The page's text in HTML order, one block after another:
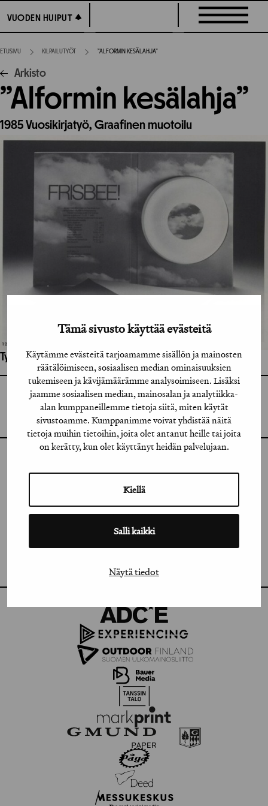
Tämä sivusto käyttää evästeitä
Käytämme evästeitä tarjoamamme sisällön ja mainosten
räätälöimiseen, sosiaalisen median ominaisuuksien
tukemiseen ja kävijämäärämme analysoimiseen. Lisäksi
jaamme sosiaalisen median, mainosalan ja analytiikka-
alan kumppaneillemme tietoja siitä, miten käytät
sivustoamme. Kumppanimme voivat yhdistää näitä
tietoja muihin tietoihin, joita olet antanut heille tai joita
on kerätty, kun olet käyttänyt heidän palvelujaan.
Kiellä
Salli kaikki
Näytä tiedot
suoraan
sisältöön
VUODEN HUIPUT
VUODEN HUIPUT
ETUSIVU KILPAILUTYÖT ”ALFORMIN KESÄLAHJA”
Arkisto
”Alformin kesälahja”
1985Vuosikirjatyö, Graafinen muotoilu
Työhön osallistuneet henkilöt / tahot:
GRAFIA RY
GRAFIA(AT)GRAFIA.FI
UUDENMAANKATU 11 B 9,
00120 HELSINKI
LINKEDIN
FACEBOOK